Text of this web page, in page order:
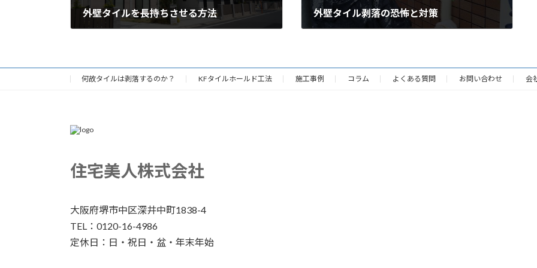
外壁タイルを長持ちさせる方法 外壁タイル剥落の恐怖と対策
何故タイルは剥落するのか？ KFタイルホールド工法 施工事例 コラム よくある質問 お問い合わせ 会
住宅美人株式会社
大阪府堺市中区深井中町1838-4
TEL：0120-16-4986
定休日：日・祝日・盆・年末年始